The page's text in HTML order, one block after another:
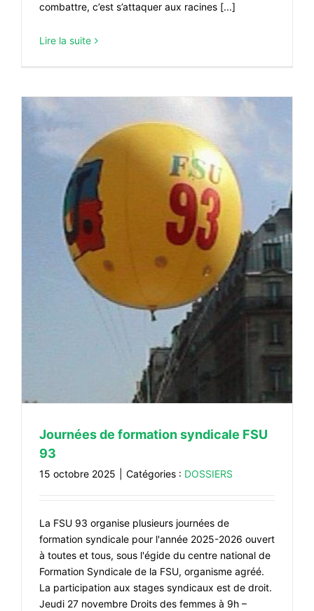
combattre, c’est s’attaquer aux racines [...]
Lire la suite
Journées de formation syndicale FSU
93
15 octobre 2025 Catégories : DOSSIERS
La FSU 93 organise plusieurs journées de
formation syndicale pour l'année 2025-2026 ouvert
à toutes et tous, sous l'égide du centre national de
Formation Syndicale de la FSU, organisme agréé.
La participation aux stages syndicaux est de droit.
Jeudi 27 novembre Droits des femmes à 9h –